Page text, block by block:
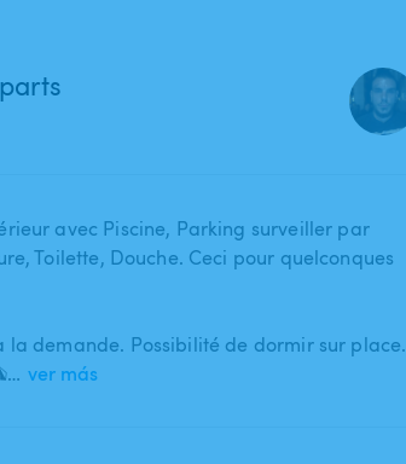
avec Piscine​,​ Parking surveiller par
Toilette​,​ Douche. Ceci pour quelconques
demande. Possibilité de dormir sur place.
ver más